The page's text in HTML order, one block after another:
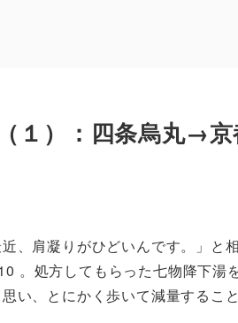
１）：四条烏丸→
、肩凝りがひどいんです。」と
。処方してもらった七物降下湯
い、とにかく歩いて減量すること